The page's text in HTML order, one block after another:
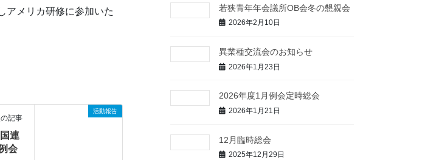
アメリカ研修に参加いた
活動報告
記事
連
会
若狭青年年会議所OB会冬の懇親会
2026年2月10日
異業種交流会のお知らせ
2026年1月23日
2026年度1月例会定時総会
2026年1月21日
12月臨時総会
2025年12月29日